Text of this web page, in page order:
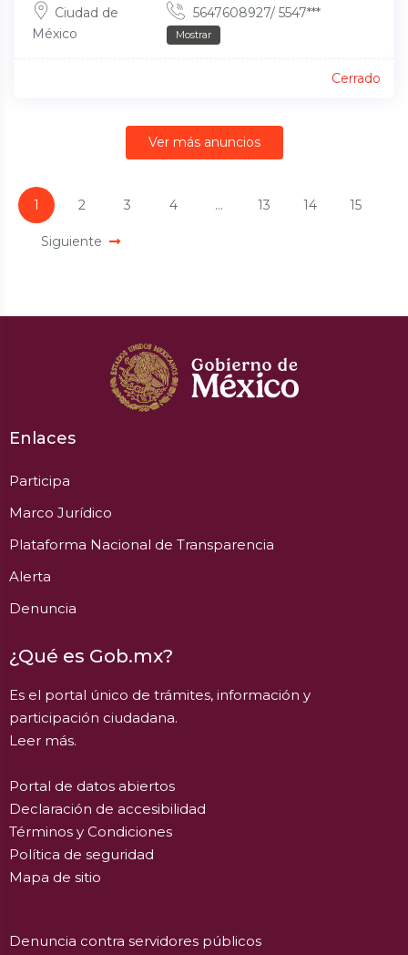
Ciudad de
México
5647608927/ 5547***
Mostrar
Cerrado
Ver más anuncios
1 2 3 4 ... 13 14 15
Siguiente
Enlaces
Participa
Marco Jurídico
Plataforma Nacional de Transparencia
Alerta
Denuncia
¿Qué es Gob.mx?
Es el portal único de trámites, información y
participación ciudadana.
Leer más.
Portal de datos abiertos
Declaración de accesibilidad
Términos y Condiciones
Política de seguridad
Mapa de sitio
Denuncia contra servidores públicos